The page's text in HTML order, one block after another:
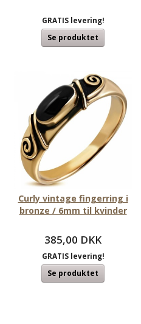
GRATIS levering!
Se produktet
Curly vintage fingerring i
bronze / 6mm til kvinder
385,00 DKK
GRATIS levering!
Se produktet